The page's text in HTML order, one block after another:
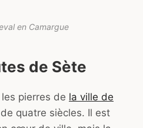
en Camargue
de Sète
pierres de la ville de
quatre siècles. Il est